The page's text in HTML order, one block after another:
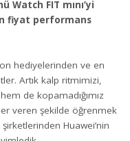
Watch FIT mını’yi
fiyat performans
hediyelerinden ve en
Artık kalp ritmimizi,
hem de kopamadığımız
veren şekilde öğrenmek
Huawei’nin